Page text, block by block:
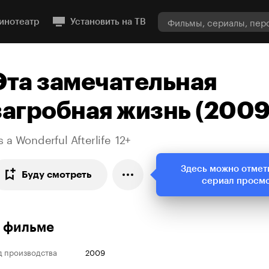
Установить на ТВ
замечательная
жизнь
a Wonderful Afterlife 12+
Буду смотреть
производства
2009
Здесь можно
сериал